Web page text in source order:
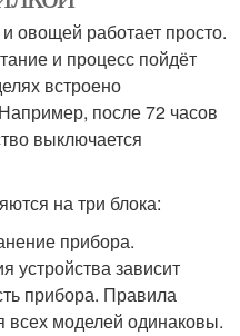
овощей работает просто.
и процесс пойдёт
встроено
после 72 часов
выключается
на три блока:
прибора.
устройства зависит
прибора. Правила
всех моделей одинаковы.